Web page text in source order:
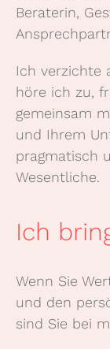
Beraterin,
Ich verzichte
höre ich zu,
gemeinsam
und Ihrem
pragmatisch
Wesentliche.
Ich
Wenn Sie
und den
sind Sie bei